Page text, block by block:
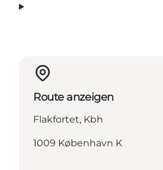
Route anzeigen
Flakfortet, Kbh
1009 København K